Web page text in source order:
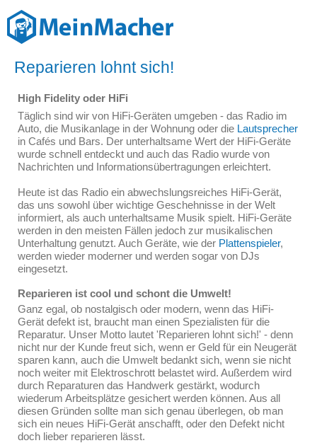
Reparieren lohnt sich!
High Fidelity oder HiFi
Täglich sind wir von HiFi-Geräten umgeben - das Radio im
Auto, die Musikanlage in der Wohnung oder die Lautsprecher
in Cafés und Bars. Der unterhaltsame Wert der HiFi-Geräte
wurde schnell entdeckt und auch das Radio wurde von
Nachrichten und Informationsübertragungen erleichtert.
Heute ist das Radio ein abwechslungsreiches HiFi-Gerät,
das uns sowohl über wichtige Geschehnisse in der Welt
informiert, als auch unterhaltsame Musik spielt. HiFi-Geräte
werden in den meisten Fällen jedoch zur musikalischen
Unterhaltung genutzt. Auch Geräte, wie der Plattenspieler,
werden wieder moderner und werden sogar von DJs
eingesetzt.
Reparieren ist cool und schont die Umwelt!
Ganz egal, ob nostalgisch oder modern, wenn das HiFi-
Gerät defekt ist, braucht man einen Spezialisten für die
Reparatur. Unser Motto lautet 'Reparieren lohnt sich!' - denn
nicht nur der Kunde freut sich, wenn er Geld für ein Neugerät
sparen kann, auch die Umwelt bedankt sich, wenn sie nicht
noch weiter mit Elektroschrott belastet wird. Außerdem wird
durch Reparaturen das Handwerk gestärkt, wodurch
wiederum Arbeitsplätze gesichert werden können. Aus all
diesen Gründen sollte man sich genau überlegen, ob man
sich ein neues HiFi-Gerät anschafft, oder den Defekt nicht
doch lieber reparieren lässt.